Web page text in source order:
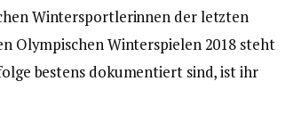
Wintersportlerinnen der letzten
Olympischen Winterspielen 2018 steht
bestens dokumentiert sind, ist ihr